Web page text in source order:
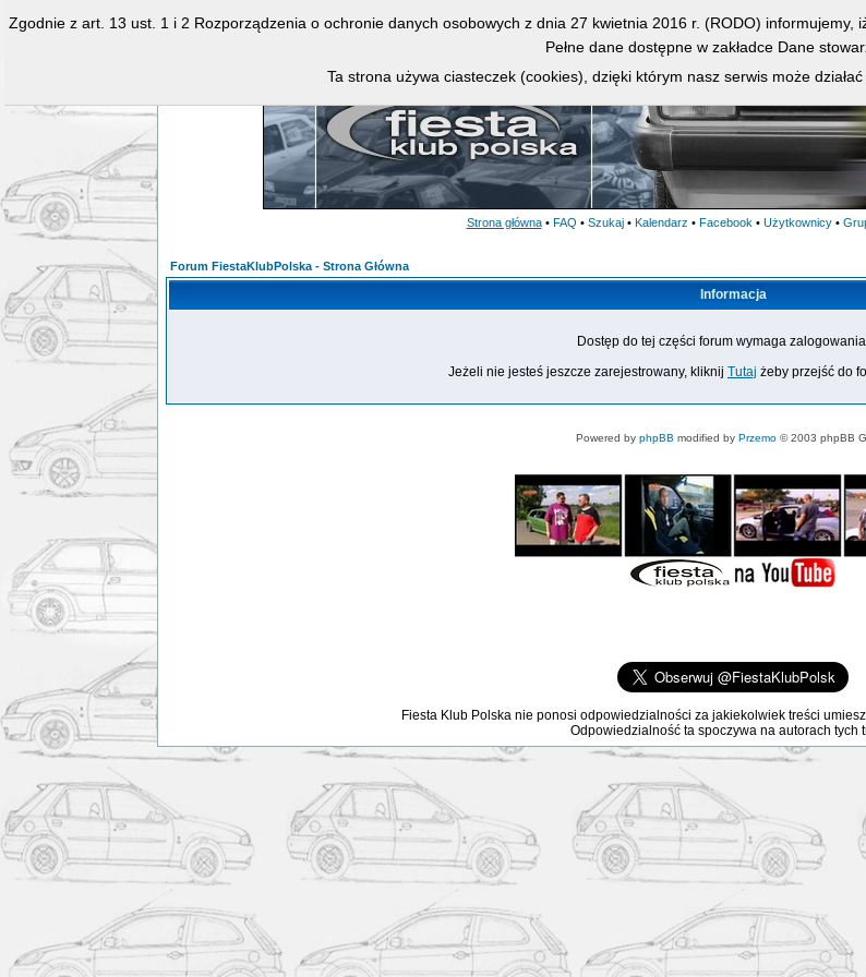
Strona główna • FAQ • Szukaj • Kalendarz • Facebook • Użytkownicy •
Forum FiestaKlubPolska - Strona Główna
Informacja
Dostęp do tej części forum wymaga
Jeżeli nie jesteś jeszcze zarejestrowany, kliknij Tutaj żeby przejść do
Powered by phpBB modified by Przemo © 2003 phpBB
Fiesta Klub Polska nie ponosi odpowiedzialności za jakiekolwiek treści
Odpowiedzialność ta spoczywa na autorach tych
Zgodnie z art. 13 ust. 1 i 2 Rozporządzenia o ochronie danych osobowych z dnia 27 kwietnia 2016 r. (RODO)
Pełne dane dostępne w zakładce Dane
Ta strona używa ciasteczek (cookies), dzięki którym nasz serwis może działać